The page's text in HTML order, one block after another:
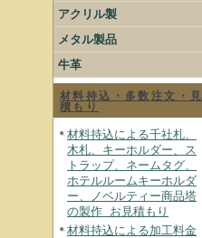
アクリル製
メタル製品
牛革
材料持込・多数注文・見
積もり
材料持込による千社札、
木札、キーホルダー、ス
トラップ、ネームタグ、
ホテルルームキーホルダ
ー、ノベルティー商品塔
の製作 お見積もり
材料持込による加工料金